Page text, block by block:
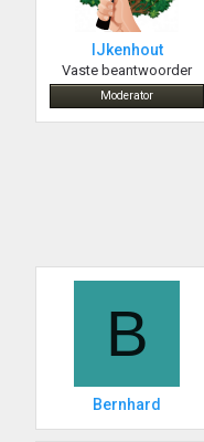
IJkenhout
Vaste beantwoorder
Moderator
B
Bernhard